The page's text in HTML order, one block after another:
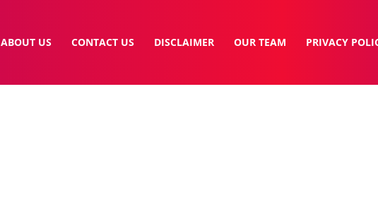
ABOUT US CONTACT US DISCLAIMER OUR TEAM PRIVACY